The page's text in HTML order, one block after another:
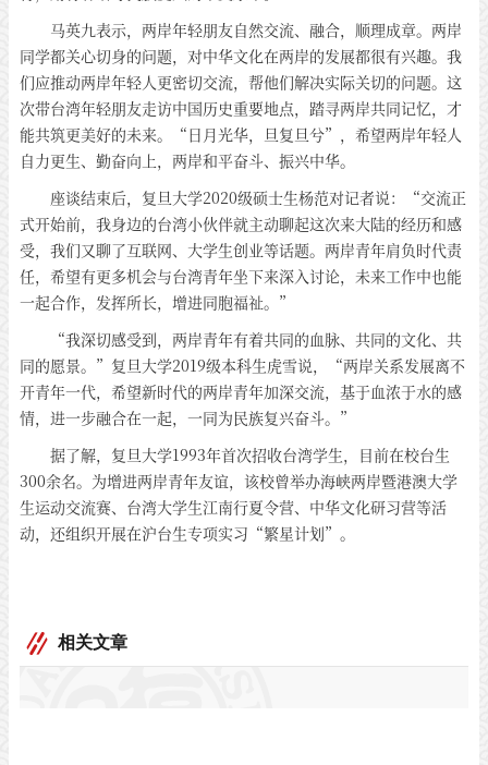
马英九表示，两岸年轻朋友自然交流、融合，顺理成章。两岸
同学都关心切身的问题，对中华文化在两岸的发展都很有兴趣。我
们应推动两岸年轻人更密切交流，帮他们解决实际关切的问题。这
次带台湾年轻朋友走访中国历史重要地点，踏寻两岸共同记忆，才
能共筑更美好的未来。“日月光华，旦复旦兮”，希望两岸年轻人
自力更生、勤奋向上，两岸和平奋斗、振兴中华。
座谈结束后，复旦大学2020级硕士生杨范对记者说：“交流正
式开始前，我身边的台湾小伙伴就主动聊起这次来大陆的经历和感
受，我们又聊了互联网、大学生创业等话题。两岸青年肩负时代责
任，希望有更多机会与台湾青年坐下来深入讨论，未来工作中也能
一起合作，发挥所长，增进同胞福祉。”
“我深切感受到，两岸青年有着共同的血脉、共同的文化、共
同的愿景。”复旦大学2019级本科生虎雪说，“两岸关系发展离不
开青年一代，希望新时代的两岸青年加深交流，基于血浓于水的感
情，进一步融合在一起，一同为民族复兴奋斗。”
据了解，复旦大学1993年首次招收台湾学生，目前在校台生
300余名。为增进两岸青年友谊，该校曾举办海峡两岸暨港澳大学
生运动交流赛、台湾大学生江南行夏令营、中华文化研习营等活
动，还组织开展在沪台生专项实习“繁星计划”。
相关文章